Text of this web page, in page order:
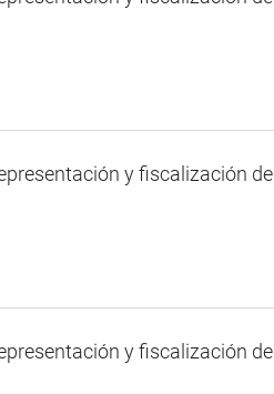
y fiscalización del
y fiscalización del